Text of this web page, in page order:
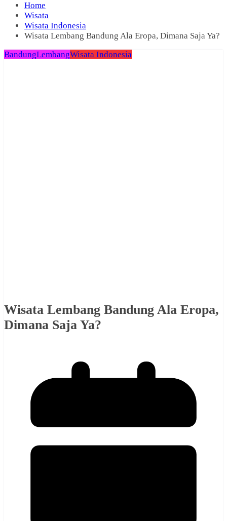
Home
Wisata
Wisata Indonesia
Wisata Lembang Bandung Ala Eropa, Dimana Saja Ya?
BandungLembangWisata Indonesia
Wisata Lembang Bandung Ala Eropa,
Dimana Saja Ya?